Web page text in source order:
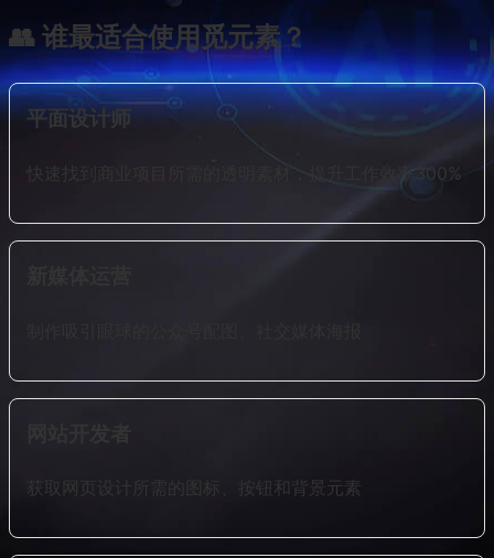
👥 谁最适合使用觅元素？
平面设计师
快速找到商业项目所需的透明素材，提升工作效率300%
获取网页设计所需的图标、按钮和背景元素